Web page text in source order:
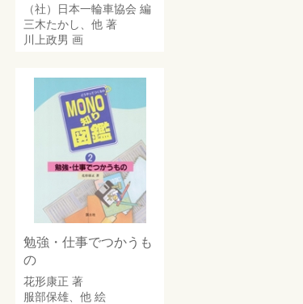
（社）日本一輪車協会 編
三木たかし
、他 著
川上政男 画
勉強・仕事でつかうも
の
花形康正 著
服部保雄 、他 絵